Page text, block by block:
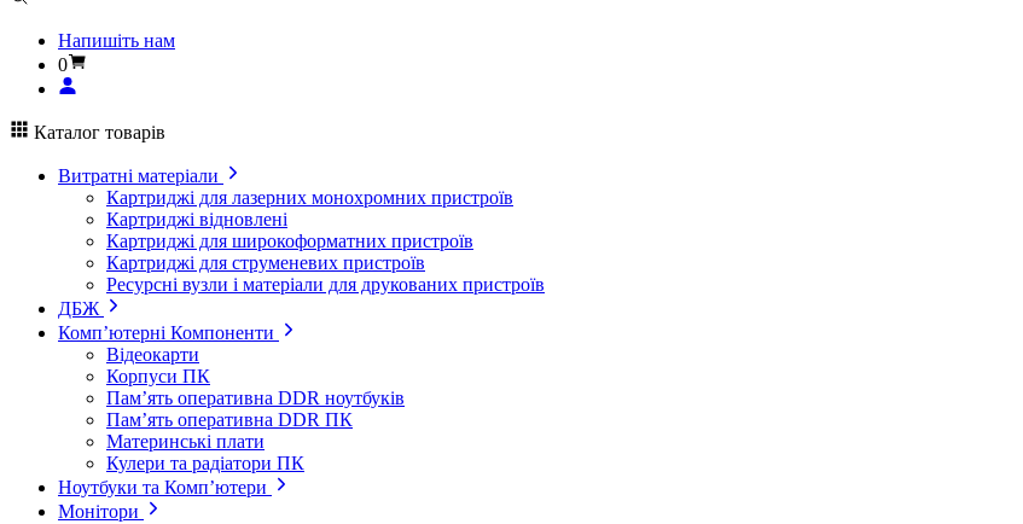
Напишіть нам
0
Каталог товарів
Витратні матеріали
Картриджі для лазерних монохромних пристроїв
Картриджі відновлені
Картриджі для широкоформатних пристроїв
Картриджі для струменевих пристроїв
Ресурсні вузли і матеріали для друкованих пристроїв
ДБЖ
Комп’ютерні Компоненти
Відеокарти
Корпуси ПК
Пам’ять оперативна DDR ноутбуків
Пам’ять оперативна DDR ПК
Материнські плати
Кулери та радіатори ПК
Ноутбуки та Комп’ютери
Монітори